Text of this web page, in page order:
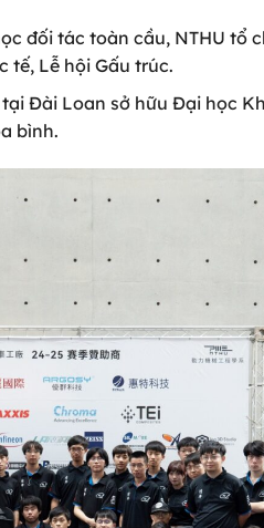
đối tác toàn cầu, NTHU tổ
tế, Lễ hội Gấu trúc.
Đài Loan sở hữu Đại học
bình.